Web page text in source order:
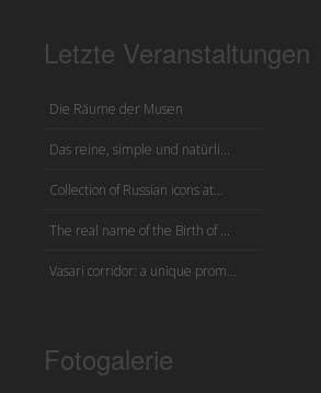
Letzte Veranstaltungen
Die Räume der Musen
Das reine, simple und natürli...
Collection of Russian icons at...
The real name of the Birth of ...
Vasari corridor: a unique prom...
Fotogalerie